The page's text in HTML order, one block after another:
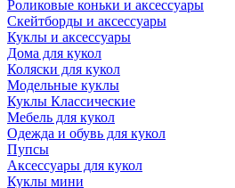
Роликовые коньки и аксессуары
Скейтборды и аксессуары
Куклы и аксессуары
Дома для кукол
Коляски для кукол
Модельные куклы
Куклы Классические
Мебель для кукол
Одежда и обувь для кукол
Пупсы
Аксессуары для кукол
Куклы мини